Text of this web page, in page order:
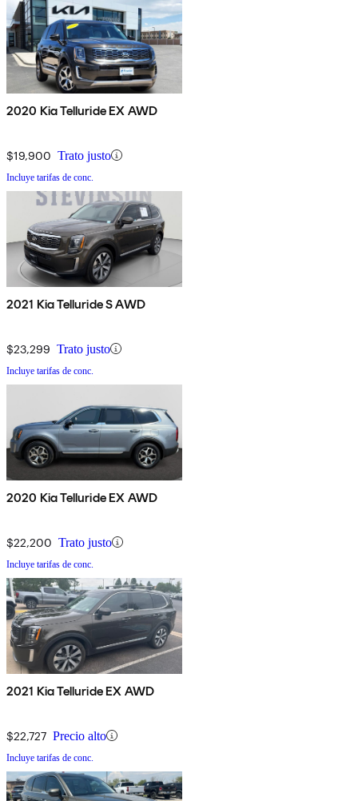
2020 Kia Telluride EX AWD
$19,900 Trato justo
Incluye tarifas de conc.
2021 Kia Telluride S AWD
$23,299 Trato justo
Incluye tarifas de conc.
2020 Kia Telluride EX AWD
$22,200 Trato justo
Incluye tarifas de conc.
2021 Kia Telluride EX AWD
$22,727 Precio alto
Incluye tarifas de conc.